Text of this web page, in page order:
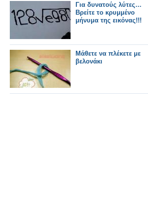
Για δυνατούς λύτες…
Βρείτε το κρυμμένο
μήνυμα της εικόνας!!!
Μάθετε να πλέκετε με
βελονάκι